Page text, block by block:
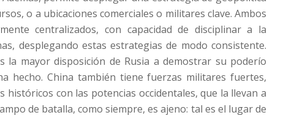
o a ubicaciones comerciales o militares clave. Ambos
centralizados, con capacidad de disciplinar a la
desplegando estas estrategias de modo consistente.
la mayor disposición de Rusia a demostrar su poderío
hecho. China también tiene fuerzas militares fuertes,
históricos con las potencias occidentales, que la llevan a
de batalla, como siempre, es ajeno: tal es el lugar de